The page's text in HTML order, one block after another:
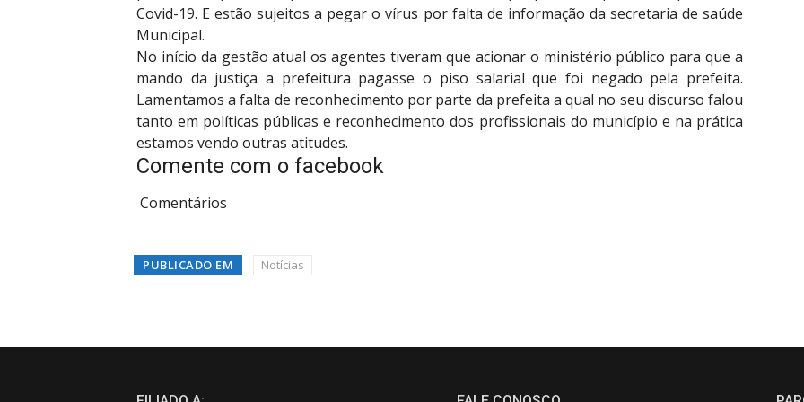
Covid-19. E estão sujeitos a pegar o vírus por falta de informação da secretaria de saúde
Municipal.
No início da gestão atual os agentes tiveram que acionar o ministério público para que a
mando da justiça a prefeitura pagasse o piso salarial que foi negado pela prefeita.
Lamentamos a falta de reconhecimento por parte da prefeita a qual no seu discurso falou
tanto em políticas públicas e reconhecimento dos profissionais do município e na prática
estamos vendo outras atitudes.
Comente com o facebook
Comentários
PUBLICADO EM Notícias